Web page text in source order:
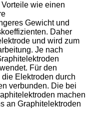
Vorteile wie einen
Gewicht und
Daher
und wird zum
Je nach
Für den
Elektroden durch
verbunden. Die bei
machen
an Graphitelektroden